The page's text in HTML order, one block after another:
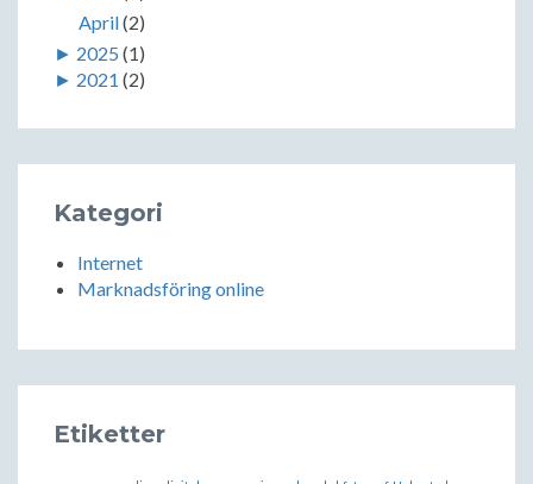
April(2)
► 2025 (1)
► 2021 (2)
Kategori
Internet
Marknadsföring online
Etiketter